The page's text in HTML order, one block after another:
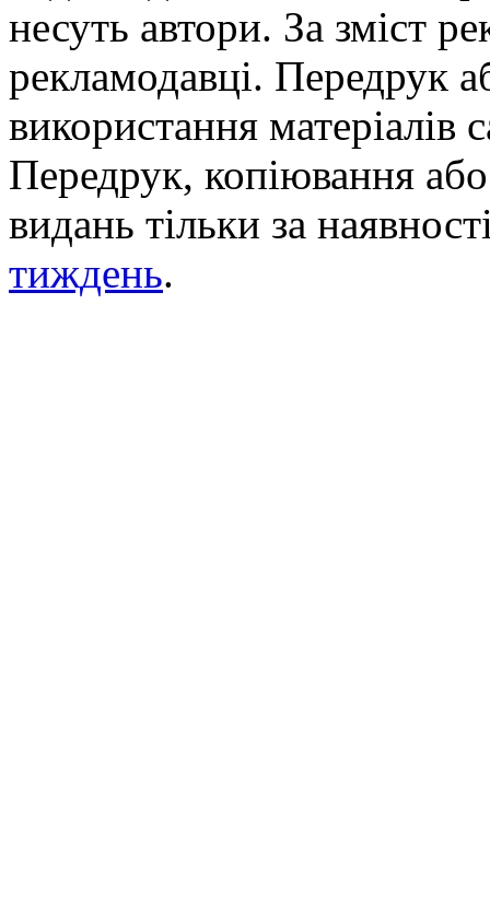
несуть автори. За зміст
рекламодавці. Передрук
використання матеріалів
Передрук, копіювання
видань тільки за
тиждень.